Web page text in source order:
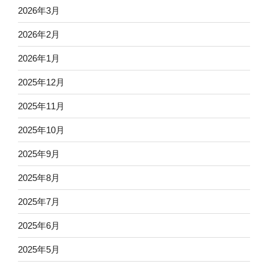
2026年3月
2026年2月
2026年1月
2025年12月
2025年11月
2025年10月
2025年9月
2025年8月
2025年7月
2025年6月
2025年5月